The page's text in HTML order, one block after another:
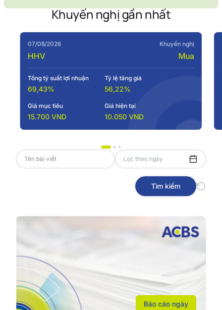
Khuyến nghị gần nhất
07/08/2026
HHV
Khuyến nghị
Mua
Tổng tỷ suất lợi nhuận
69,43%
Tỷ lệ tăng giá
56,22%
Giá mục tiêu
15.700 VND
Giá hiện tại
10.050 VND
Tìm kiếm
Báo cáo ngày